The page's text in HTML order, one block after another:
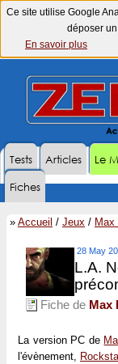
Ce site utilise Google
déposer
En savoir plus
Tests Articles Le
Fiches
» Accueil / Jeux / Max
28 May
L.A.
Fiche de Max
La version PC de
l'évènement,